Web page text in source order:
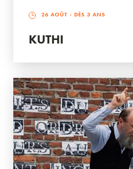
26 AOÛT - DÈS 3 ANS
KUTHI